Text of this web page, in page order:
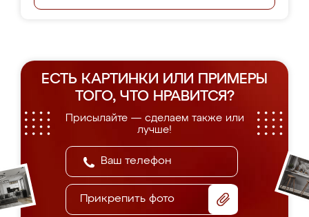
ЕСТЬ КАРТИНКИ ИЛИ ПРИМЕРЫ
ТОГО, ЧТО НРАВИТСЯ?
Присылайте — сделаем также или
лучше!
Прикрепить фото